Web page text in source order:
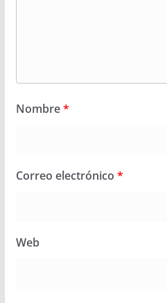
Nombre*
Correo electrónico *
Web